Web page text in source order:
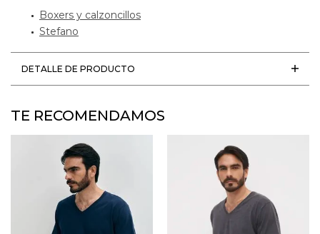
Boxers y calzoncillos
Stefano
DETALLE DE PRODUCTO
TE RECOMENDAMOS